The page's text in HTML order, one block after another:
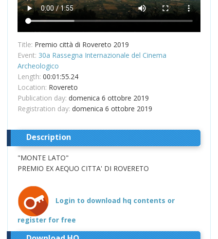
Title: Premio città di Rovereto 2019
Event: 30a Rassegna Internazionale del Cinema
Archeologico
Length: 00:01:55.24
Location: Rovereto
Publication day: domenica 6 ottobre 2019
Registration day: domenica 6 ottobre 2019
Description
"MONTE LATO"
PREMIO EX AEQUO CITTA' DI ROVERETO
Login to download hq contents or
register for free